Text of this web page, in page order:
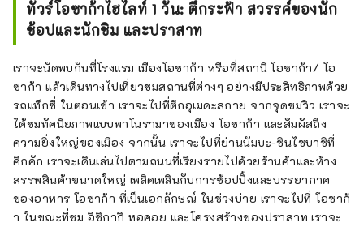
ทัวร์โอซาก้าไฮไลท์ 1 วัน: ตึกระฟ้า สวรรค์ของนัก
ช้อปและนักชิม และปราสาท
เราจะนัดพบกันที่โรงแรม เมืองโอซาก้า หรือที่สถานี โอซาก้า/ โอ
ซาก้า แล้วเดินทางไปเที่ยวชมสถานที่ต่างๆ อย่างมีประสิทธิภาพด้วย
รถแท็กซี่ ในตอนเช้า เราจะไปที่ตึกอุเมดะสกาย จากจุดชมวิว เราจะ
ได้ชมทัศนียภาพแบบพาโนรามาของเมือง โอซาก้า และสัมผัสถึง
ความยิ่งใหญ่ของเมือง จากนั้น เราจะไปที่ย่านนัมบะ-ชินไซบาชิที่
คึกคัก เราจะเดินเล่นไปตามถนนที่เรียงรายไปด้วยร้านค้าและห้าง
สรรพสินค้าขนาดใหญ่ เพลิดเพลินกับการช้อปปิ้งและบรรยากาศ
ของอาหาร โอซาก้า ที่เป็นเอกลักษณ์ ในช่วงบ่าย เราจะไปที่ โอซาก้
า ในขณะที่ชม อิชิกากิ หอคอย และโครงสร้างของปราสาท เราจะ